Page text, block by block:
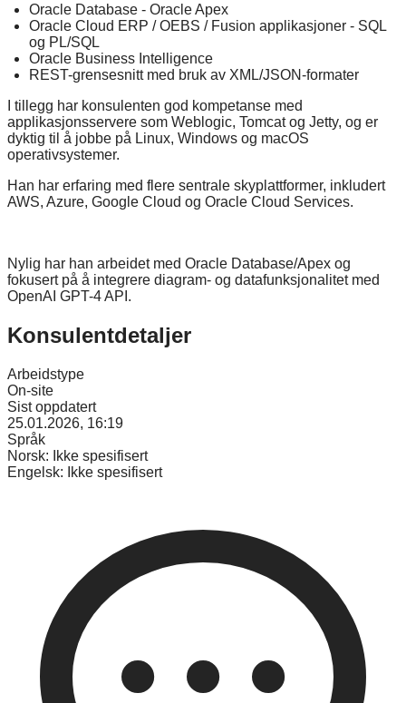
Oracle Database - Oracle Apex
Oracle Cloud ERP / OEBS / Fusion applikasjoner - SQL
og PL/SQL
Oracle Business Intelligence
REST-grensesnitt med bruk av XML/JSON-formater
I tillegg har konsulenten god kompetanse med
applikasjonsservere som Weblogic, Tomcat og Jetty, og er
dyktig til å jobbe på Linux, Windows og macOS
operativsystemer.
Han har erfaring med flere sentrale skyplattformer, inkludert
AWS, Azure, Google Cloud og Oracle Cloud Services.
Nylig har han arbeidet med Oracle Database/Apex og
fokusert på å integrere diagram- og datafunksjonalitet med
OpenAI GPT-4 API.
Konsulentdetaljer
Arbeidstype
On-site
Sist oppdatert
25.01.2026, 16:19
Språk
Norsk:
Ikke spesifisert
Engelsk:
Ikke spesifisert